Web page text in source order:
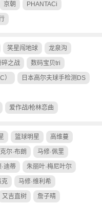
京朝 PHANTACi
笑星闯地球 龙泉沟
碎之战 数码宝贝tri
） 日本高尔夫球手检测DS
爱作战/枪林恋曲
篮球明星 高维蔓
尔·布朗 马修·佩里
迪蒂 朱丽叶·梅尼叶尔
克 马修·维利希
又吉直树 詹子晴